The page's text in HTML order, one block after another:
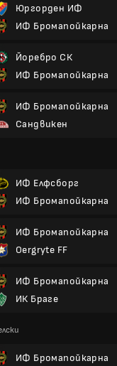
Юргорден ИФ
ИФ Бромапойкарна
Йоребро СК
ИФ Бромапойкарна
ИФ Бромапойкарна
Сандвикен
ИФ Елфсборг
ИФ Бромапойкарна
ИФ Бромапойкарна
Oergryte FF
ИФ Бромапойкарна
ИК Браге
ИФ Бромапойкарна